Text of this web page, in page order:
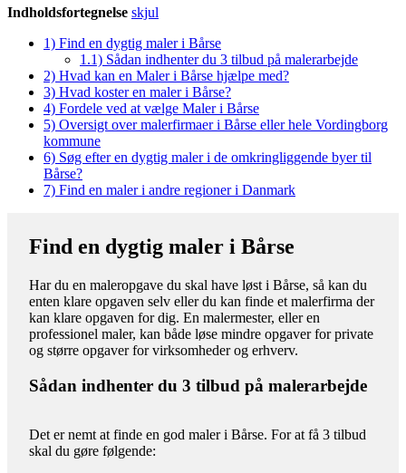
Indholdsfortegnelse skjul
1) Find en dygtig maler i Bårse
1.1) Sådan indhenter du 3 tilbud på malerarbejde
2) Hvad kan en Maler i Bårse hjælpe med?
3) Hvad koster en maler i Bårse?
4) Fordele ved at vælge Maler i Bårse
5) Oversigt over malerfirmaer i Bårse eller hele Vordingborg
kommune
6) Søg efter en dygtig maler i de omkringliggende byer til
Bårse?
7) Find en maler i andre regioner i Danmark
Find en dygtig maler i Bårse
Har du en maleropgave du skal have løst i Bårse, så kan du
enten klare opgaven selv eller du kan finde et malerfirma der
kan klare opgaven for dig. En malermester, eller en
professionel maler, kan både løse mindre opgaver for private
og større opgaver for virksomheder og erhverv.
Sådan indhenter du 3 tilbud på malerarbejde
Det er nemt at finde en god maler i Bårse. For at få 3 tilbud
skal du gøre følgende: